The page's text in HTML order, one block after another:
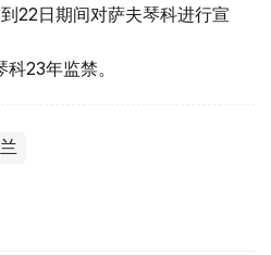
22日期间对萨夫琴科进行宣
23年监禁。